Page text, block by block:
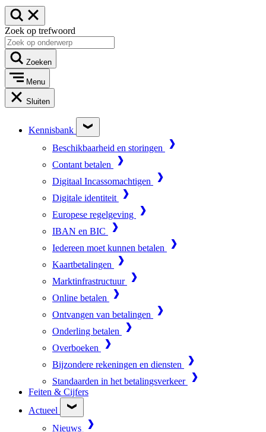
Zoek op trefwoord
Zoeken
Menu
Sluiten
Kennisbank
Beschikbaarheid en storingen
Contant betalen
Digitaal Incassomachtigen
Digitale identiteit
Europese regelgeving
IBAN en BIC
Iedereen moet kunnen betalen
Kaartbetalingen
Marktinfrastructuur
Online betalen
Ontvangen van betalingen
Onderling betalen
Overboeken
Bijzondere rekeningen en diensten
Standaarden in het betalingsverkeer
Feiten & Cijfers
Actueel
Nieuws